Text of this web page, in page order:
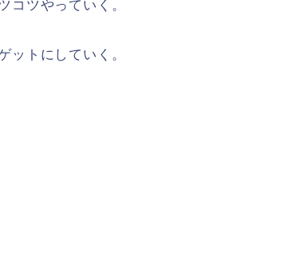
コツやっていく。
ットにしていく。